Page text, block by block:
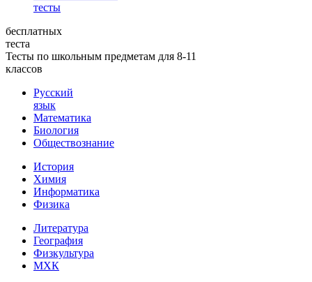
тесты
бесплатных
теста
Тесты по школьным предметам для 8-11
классов
Русский
язык
Математика
Биология
Обществознание
История
Химия
Информатика
Физика
Литература
География
Физкультура
МХК